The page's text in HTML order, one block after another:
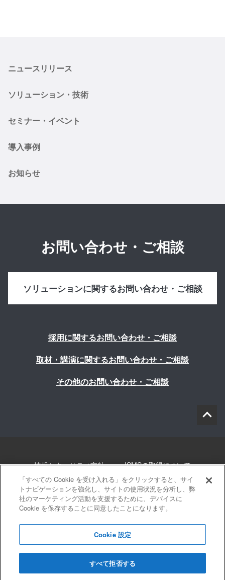
ニュースリリース
ソリューション・技術
セミナー・イベント
導入事例
お知らせ
お問い合わせ・ご相談
ソリューションに関するお問い合わせ・ご相談
採用に関するお問い合わせ・ご相談
取材・講演に関するお問い合わせ・ご相談
その他のお問い合わせ・ご相談
情報セキュリティ方針 ISMSの取得について
個人情報について 勧誘方針 このサイトについて
サイトマップ
「すべての Cookie を受け入れる」をクリックすると、サイ
トナビゲーションを強化し、サイトの使用状況を分析し、弊
社のマーケティング活動を支援するために、デバイスに
Cookie を保存することに同意したことになります。
Cookie 設定
すべて拒否する